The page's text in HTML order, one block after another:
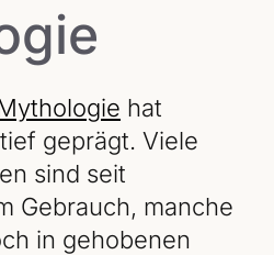
hat
geprägt. Viele
sind seit
Gebrauch, manche
in gehobenen